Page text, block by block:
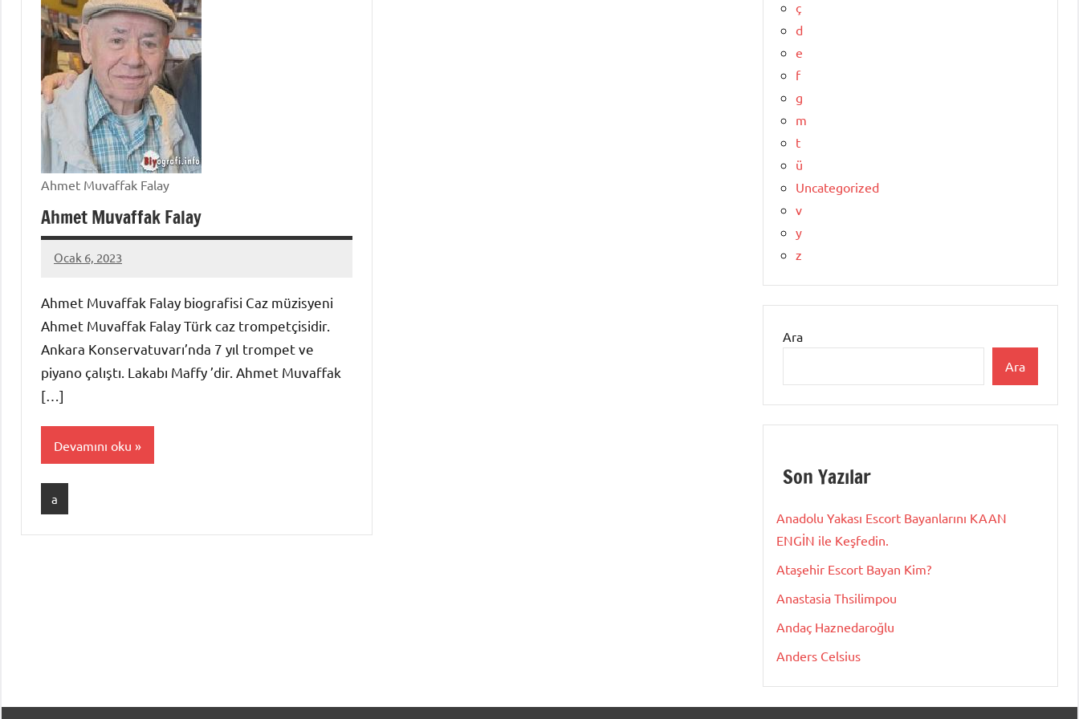
Ahmet Muvaffak Falay
Ahmet Muvaffak Falay
Ocak 6, 2023
admin
Ahmet Muvaffak Falay biografisi Caz müzisyeni
Ahmet Muvaffak Falay Türk caz trompetçisidir.
Ankara Konservatuvarı’nda 7 yıl trompet ve
piyano çalıştı. Lakabı Maffy ’dir. Ahmet Muvaffak
[…]
Devamını oku
a
ç
d
e
f
g
m
t
ü
Uncategorized
v
y
z
Ara
Ara
Son Yazılar
Anadolu Yakası Escort Bayanlarını KAAN
ENGİN ile Keşfedin.
Ataşehir Escort Bayan Kim?
Anastasia Thsilimpou
Andaç Haznedaroğlu
Anders Celsius